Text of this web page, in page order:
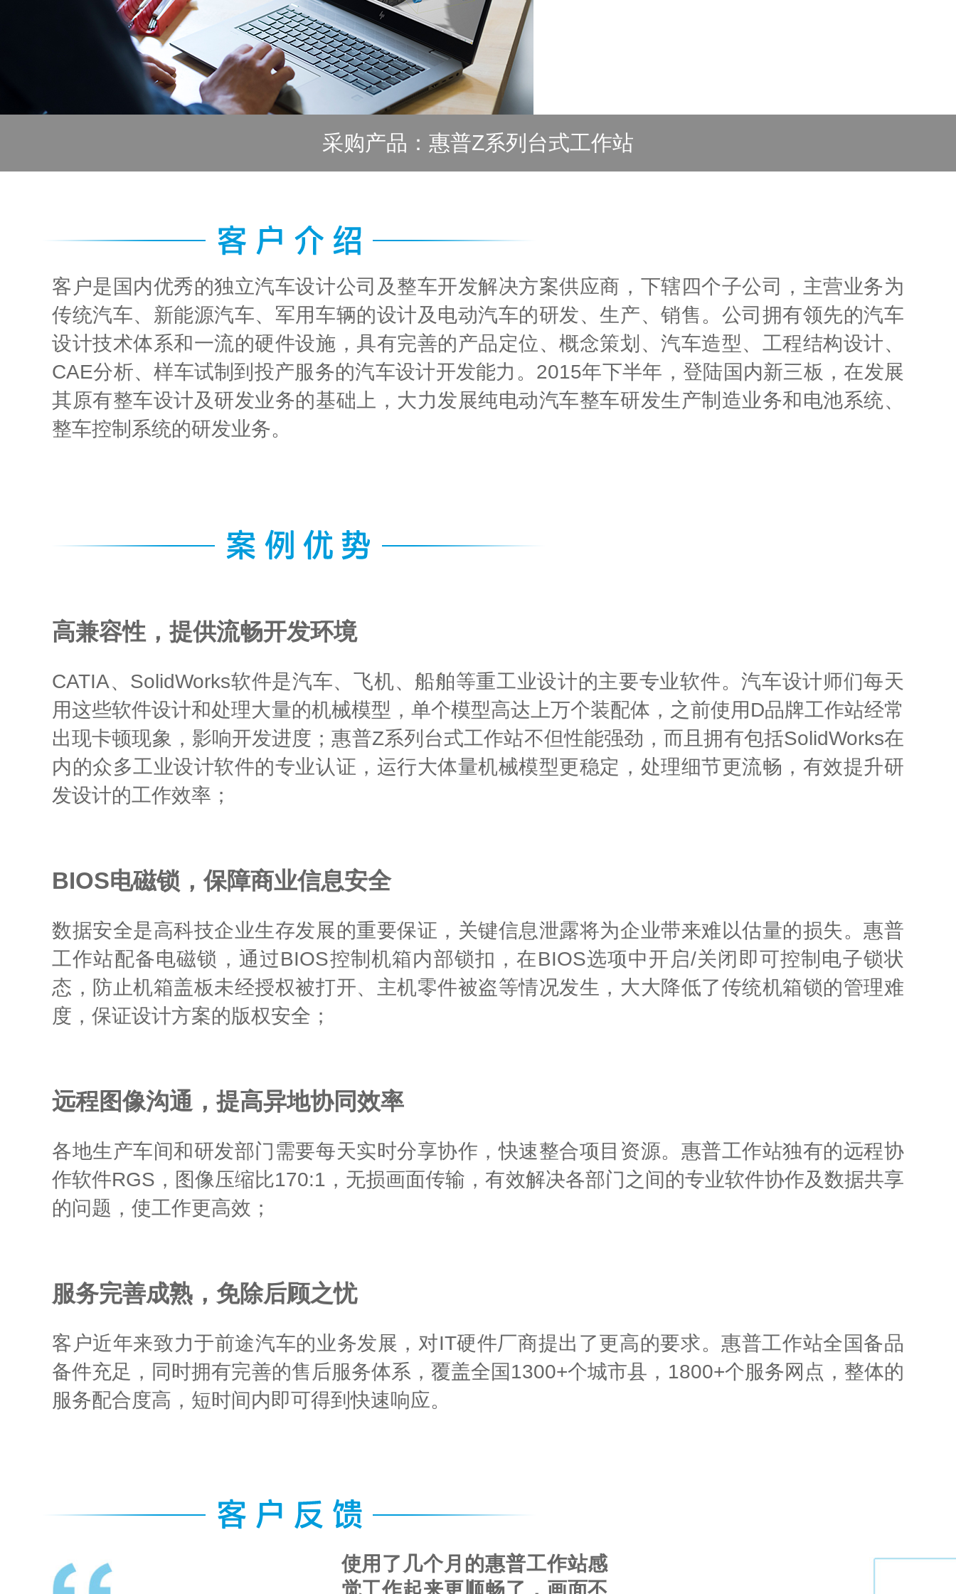
采购产品：惠普Z系列台式工作站
客户是国内优秀的独立汽车设计公司及整车开发解决方案供应商，下辖四个子公司，主营业务为
传统汽车、新能源汽车、军用车辆的设计及电动汽车的研发、生产、销售。公司拥有领先的汽车
设计技术体系和一流的硬件设施，具有完善的产品定位、概念策划、汽车造型、工程结构设计、
CAE分析、样车试制到投产服务的汽车设计开发能力。2015年下半年，登陆国内新三板，在发展
其原有整车设计及研发业务的基础上，大力发展纯电动汽车整车研发生产制造业务和电池系统、
整车控制系统的研发业务。
高兼容性，提供流畅开发环境
CATIA、SolidWorks软件是汽车、飞机、船舶等重工业设计的主要专业软件。汽车设计师们每天
用这些软件设计和处理大量的机械模型，单个模型高达上万个装配体，之前使用D品牌工作站经常
出现卡顿现象，影响开发进度；惠普Z系列台式工作站不但性能强劲，而且拥有包括SolidWorks在
内的众多工业设计软件的专业认证，运行大体量机械模型更稳定，处理细节更流畅，有效提升研
发设计的工作效率；
BIOS电磁锁，保障商业信息安全
数据安全是高科技企业生存发展的重要保证，关键信息泄露将为企业带来难以估量的损失。惠普
工作站配备电磁锁，通过BIOS控制机箱内部锁扣，在BIOS选项中开启/关闭即可控制电子锁状
态，防止机箱盖板未经授权被打开、主机零件被盗等情况发生，大大降低了传统机箱锁的管理难
度，保证设计方案的版权安全；
远程图像沟通，提高异地协同效率
各地生产车间和研发部门需要每天实时分享协作，快速整合项目资源。惠普工作站独有的远程协
作软件RGS，图像压缩比170:1，无损画面传输，有效解决各部门之间的专业软件协作及数据共享
的问题，使工作更高效；
服务完善成熟，免除后顾之忧
客户近年来致力于前途汽车的业务发展，对IT硬件厂商提出了更高的要求。惠普工作站全国备品
备件充足，同时拥有完善的售后服务体系，覆盖全国1300+个城市县，1800+个服务网点，整体的
服务配合度高，短时间内即可得到快速响应。
作站感
画面不
使用了几个月的惠普工作站感
觉工作起来更顺畅了，画面不
使用了几个月的惠普工作站感
觉工作起来更顺畅了，画面不